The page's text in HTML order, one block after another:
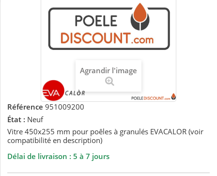
Agrandir l'image
Référence 951009200
État : Neuf
Vitre 450x255 mm pour poêles à granulés EVACALOR (voir
compatibilité en description)
Délai de livraison : 5 à 7 jours